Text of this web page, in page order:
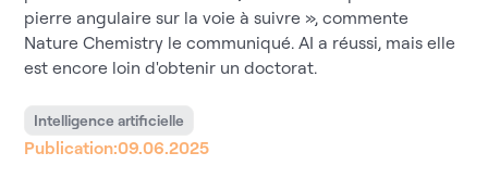
pierre angulaire sur la voie à suivre », commente
Nature Chemistry le communiqué. AI a réussi, mais elle
est encore loin d'obtenir un doctorat.
Intelligence artificielle
Publication:09.06.2025